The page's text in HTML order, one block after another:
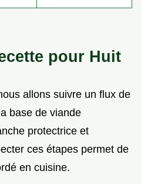
pour Huit
allons suivre un flux de
base de viande
protectrice et
ces étapes permet de
en cuisine.